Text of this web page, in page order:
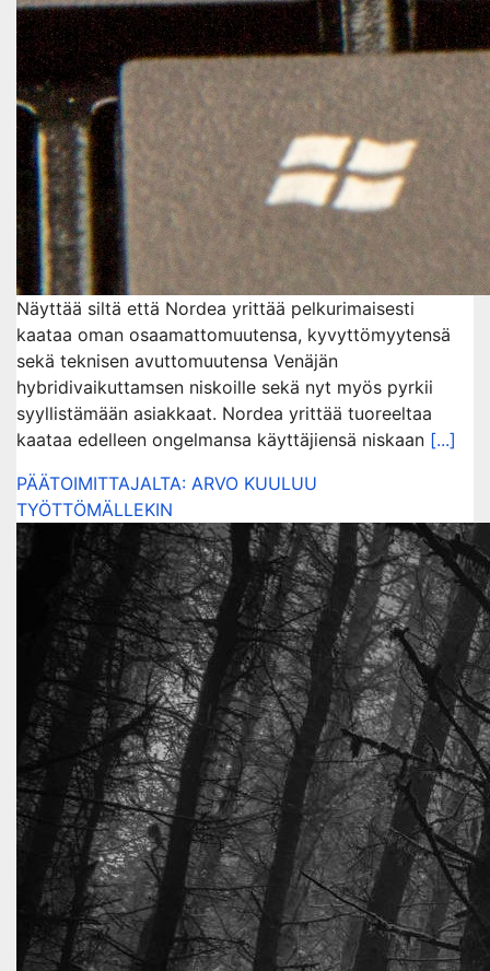
Näyttää siltä että Nordea yrittää pelkurimaisesti
kaataa oman osaamattomuutensa, kyvyttömyytensä
sekä teknisen avuttomuutensa Venäjän
hybridivaikuttamsen niskoille sekä nyt myös pyrkii
syyllistämään asiakkaat. Nordea yrittää tuoreeltaa
kaataa edelleen ongelmansa käyttäjiensä niskaan [...]
PÄÄTOIMITTAJALTA: ARVO KUULUU
TYÖTTÖMÄLLEKIN